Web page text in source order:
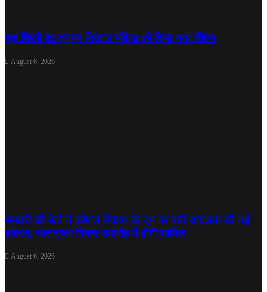
एक किलो का ट्यूमर निकाल महिला को दिया नया जीवन
August 6, 2026
धमतरी की बेटी ने कौशल विकास के दम पर रची सफलता की नई
इबारत, स्वतंत्रता दिवस समारोह में होंगी शामिल
August 6, 2026